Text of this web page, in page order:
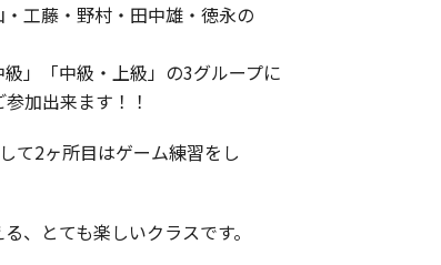
工藤・野村・田中雄・徳永の
」「中級・上級」の3グループに
加出来ます！！
て2ヶ所目はゲーム練習をし
、とても楽しいクラスです。